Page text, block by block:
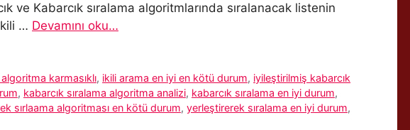
ve Kabarcık sıralama algoritmlarında sıralanacak listenin
… Devamını oku…
algoritma karmasıklı, ikili arama en iyi en kötü durum, iyileştirilmiş kabarcık
, kabarcık sıralama algoritma analizi, kabarcık sıralama en iyi durum,
sırlaama algoritması en kötü durum, yerleştirerek sıralama en iyi durum,